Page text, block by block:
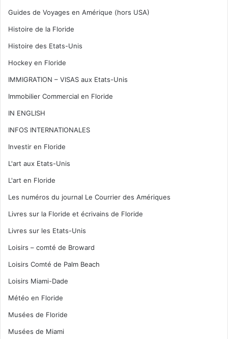
Guides de Voyages en Amérique (hors USA)
Histoire de la Floride
Histoire des Etats-Unis
Hockey en Floride
IMMIGRATION – VISAS aux Etats-Unis
Immobilier Commercial en Floride
IN ENGLISH
INFOS INTERNATIONALES
Investir en Floride
L'art aux Etats-Unis
L'art en Floride
Les numéros du journal Le Courrier des Amériques
Livres sur la Floride et écrivains de Floride
Livres sur les Etats-Unis
Loisirs – comté de Broward
Loisirs Comté de Palm Beach
Loisirs Miami-Dade
Météo en Floride
Musées de Floride
Musées de Miami